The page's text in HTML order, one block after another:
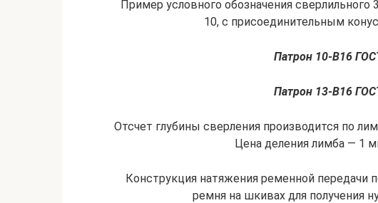
Пример условного обозначения сверлильного
10, с присоединительным
Патрон 10-В16
Патрон 13-В16
Отсчет глубины сверления производится по
Цена деления лимба — 1
Конструкция натяжения ременной передачи
ремня на шкивах для получения